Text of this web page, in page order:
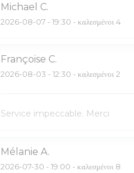
Michael C
2026-08-07 - 19:30 - καλεσμένοι 4
Françoise C
2026-08-03 - 12:30 - καλεσμένοι 2
Service impeccable. Merci
Mélanie A
2026-07-30 - 19:00 - καλεσμένοι 8